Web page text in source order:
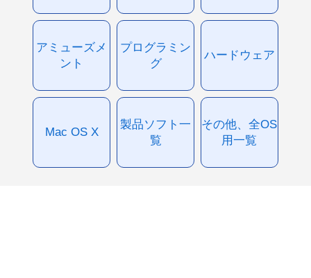
アミューズメ
ント
プログラミン
グ
ハードウェア
Mac OS X
製品ソフト一
覧
その他、全OS
用一覧